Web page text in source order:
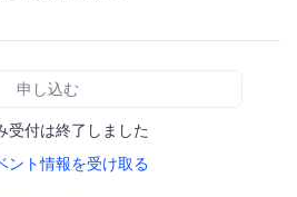
申し込む
受付は終了しました
ント情報を受け取る